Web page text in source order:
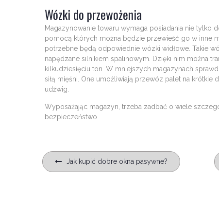
Wózki do przewożenia
Magazynowanie towaru wymaga posiadania nie tylko
pomocą których można będzie przewieść go w inne
potrzebne będą odpowiednie wózki widłowe. Takie
napędzane silnikiem spalinowym. Dzięki nim można
kilkudziesięciu ton. W mniejszych magazynach
siłą mięśni. One umożliwiają przewóz palet na krótkie
udźwig.
Wyposażając magazyn, trzeba zadbać o wiele
bezpieczeństwo.
Nawigacja
wpisu
Jak kupić dobre okna pasywne?